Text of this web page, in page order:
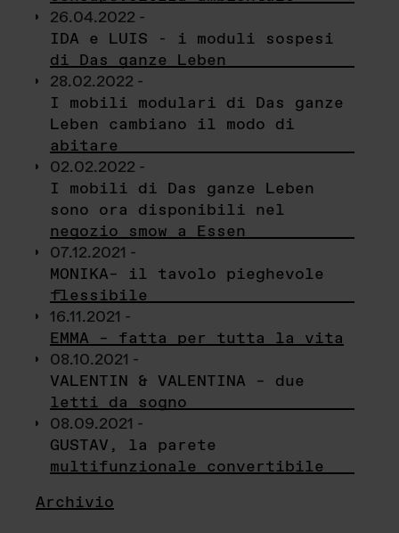
26.04.2022 -
IDA e LUIS - i moduli sospesi
di Das ganze Leben
28.02.2022 -
I mobili modulari di Das ganze
Leben cambiano il modo di
abitare
02.02.2022 -
I mobili di Das ganze Leben
sono ora disponibili nel
negozio smow a Essen
07.12.2021 -
MONIKA– il tavolo pieghevole
flessibile
16.11.2021 -
EMMA – fatta per tutta la vita
08.10.2021 -
VALENTIN & VALENTINA – due
letti da sogno
08.09.2021 -
GUSTAV, la parete
multifunzionale convertibile
Archivio